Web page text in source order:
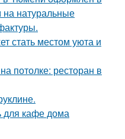
на натуральные
стать местом уюта и
потолке: ресторан в
для кафе дома